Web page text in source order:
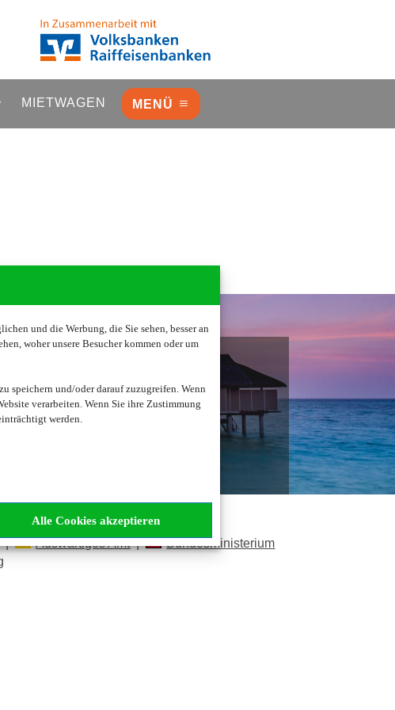
und die Werbung, die Sie sehen, besser an
woher unsere Besucher kommen oder um
speichern und/oder darauf zuzugreifen. Wenn
verarbeiten. Wenn Sie ihre Zustimmung
werden.
Alle Cookies akzeptieren
MIETWAGEN MENÜ
| Auswärtiges Amt|
Bundesministerium